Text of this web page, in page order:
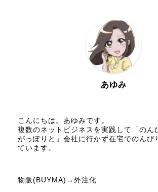
あゆみ
こんにちは。あゆみです。
複数のネットビジネスを実践して「のん
がっぽりと」会社に行かず在宅でのんび
ています。
物販(BUYMA)→外注化